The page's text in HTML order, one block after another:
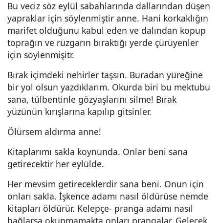
Bu veciz söz eylül sabahlarında dallarından düşen
yapraklar için söylenmiştir anne. Hani korkaklığın
marifet olduğunu kabul eden ve dalından kopup
toprağın ve rüzgarın bıraktığı yerde çürüyenler
için söylenmişitr.
Bırak içimdeki nehirler taşsın. Buradan yüreğine
bir yol olsun yazdıklarım. Okurda biri bu mektubu
sana, tülbentinle gözyaşlarını silme! Bırak
yüzünün kırışlarına kapılıp gitsinler.
Ölürsem aldırma anne!
Kitaplarımı sakla koynunda. Onlar beni sana
getirecektir her eylülde.
Her mevsim getireceklerdir sana beni. Onun için
onları sakla. İşkence adamı nasıl öldürüse nemde
kitapları öldürür. Kelepçe- pranga adamı nasıl
bağlarsa okunmamakta onları prangalar. Gelecek